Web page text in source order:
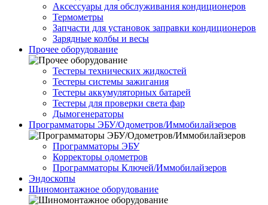
Аксессуары для обслуживания кондиционеров
Термометры
Запчасти для установок заправки кондиционеров
Зарядные колбы и весы
Прочее оборудование
Тестеры технических жидкостей
Тестеры системы зажигания
Тестеры аккумуляторных батарей
Тестеры для проверки света фар
Дымогенераторы
Программаторы ЭБУ/Одометров/Иммобилайзеров
Программаторы ЭБУ
Корректоры одометров
Программаторы Ключей/Иммобилайзеров
Эндоскопы
Шиномонтажное оборудование